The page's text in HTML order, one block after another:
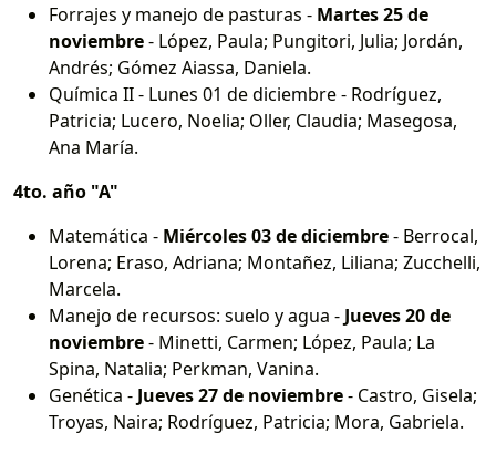
Forrajes y manejo de pasturas - Martes 25 de
noviembre- López, Paula; Pungitori, Julia; Jordán,
Andrés; Gómez Aiassa, Daniela.
Química II - Lunes 01 de diciembre - Rodríguez,
Patricia; Lucero, Noelia; Oller, Claudia; Masegosa,
Ana María.
4to. año "A"
Matemática - Miércoles 03 de diciembre- Berrocal,
Lorena; Eraso, Adriana; Montañez, Liliana; Zucchelli,
Marcela.
Manejo de recursos: suelo y agua - Jueves 20 de
noviembre- Minetti, Carmen; López, Paula; La
Spina, Natalia; Perkman, Vanina.
Genética - Jueves 27 de noviembre- Castro, Gisela;
Troyas, Naira; Rodríguez, Patricia; Mora, Gabriela.